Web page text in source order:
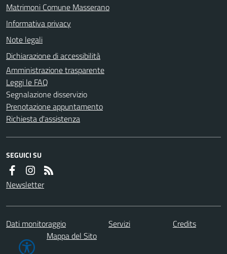
Matrimoni Comune Masserano
Informativa privacy
Note legali
Dichiarazione di accessibilità
Amministrazione trasparente
Leggi le FAQ
Segnalazione disservizio
Prenotazione appuntamento
Richiesta d'assistenza
SEGUICI SU
Newsletter
Dati monitoraggio Servizi
Credits
Mappa del Sito